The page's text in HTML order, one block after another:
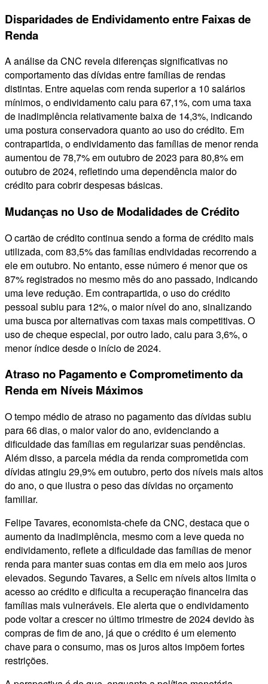
Disparidades de Endividamento entre Faixas de
Renda
A análise da CNC revela diferenças significativas no
comportamento das dívidas entre famílias de rendas
distintas. Entre aquelas com renda superior a 10 salários
mínimos, o endividamento caiu para 67,1%, com uma taxa
de inadimplência relativamente baixa de 14,3%, indicando
uma postura conservadora quanto ao uso do crédito. Em
contrapartida, o endividamento das famílias de menor renda
aumentou de 78,7% em outubro de 2023 para 80,8% em
outubro de 2024, refletindo uma dependência maior do
crédito para cobrir despesas básicas.
Mudanças no Uso de Modalidades de Crédito
O cartão de crédito continua sendo a forma de crédito mais
utilizada, com 83,5% das famílias endividadas recorrendo a
ele em outubro. No entanto, esse número é menor que os
87% registrados no mesmo mês do ano passado, indicando
uma leve redução. Em contrapartida, o uso do crédito
pessoal subiu para 12%, o maior nível do ano, sinalizando
uma busca por alternativas com taxas mais competitivas. O
uso de cheque especial, por outro lado, caiu para 3,6%, o
menor índice desde o início de 2024.
Atraso no Pagamento e Comprometimento da
Renda em Níveis Máximos
O tempo médio de atraso no pagamento das dívidas subiu
para 66 dias, o maior valor do ano, evidenciando a
dificuldade das famílias em regularizar suas pendências.
Além disso, a parcela média da renda comprometida com
dívidas atingiu 29,9% em outubro, perto dos níveis mais altos
do ano, o que ilustra o peso das dívidas no orçamento
familiar.
Felipe Tavares, economista-chefe da CNC, destaca que o
aumento da inadimplência, mesmo com a leve queda no
endividamento, reflete a dificuldade das famílias de menor
renda para manter suas contas em dia em meio aos juros
elevados. Segundo Tavares, a Selic em níveis altos limita o
acesso ao crédito e dificulta a recuperação financeira das
famílias mais vulneráveis. Ele alerta que o endividamento
pode voltar a crescer no último trimestre de 2024 devido às
compras de fim de ano, já que o crédito é um elemento
chave para o consumo, mas os juros altos impõem fortes
restrições.